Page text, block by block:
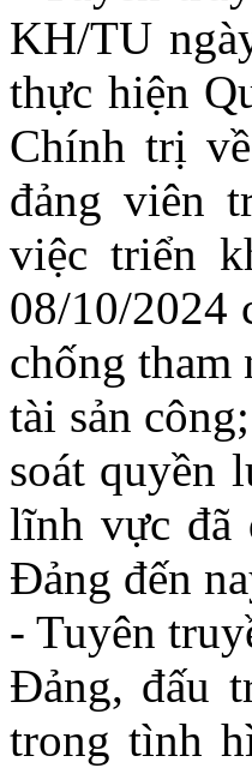
KH/TU
thực hiện
Chính trị
đảng viên
việc triển
08/10/2024
chống tham
tài sản
soát quyền
lĩnh vực đã
Đảng đến
- Tuyên
Đảng, đấu
trong tình